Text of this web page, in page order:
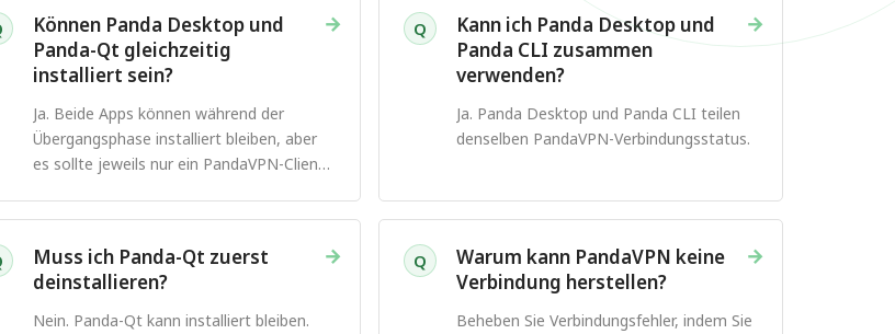
→
Können Panda Desktop und
Panda-Qt gleichzeitig
installiert sein?
Ja. Beide Apps können während der
Übergangsphase installiert bleiben, aber
es sollte jeweils nur ein PandaVPN-Client
Q →
Kann ich Panda Desktop und
Panda CLI zusammen
verwenden?
Ja. Panda Desktop und Panda CLI teilen
denselben PandaVPN-Verbindungsstatus.
→
Muss ich Panda-Qt zuerst
deinstallieren?
Nein. Panda-Qt kann installiert bleiben.
Q →
Warum kann PandaVPN keine
Verbindung herstellen?
Beheben Sie Verbindungsfehler, indem Sie